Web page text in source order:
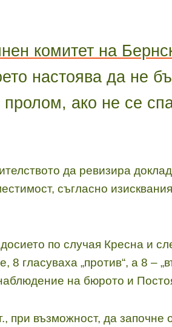
комитет на
настоява да не
ако не се
да ревизира
съгласно
по случая Кресна и
8 гласуваха „против“, а 8 –
на бюрото и
при възможност, да